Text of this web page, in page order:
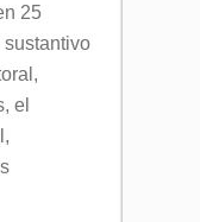
25
el